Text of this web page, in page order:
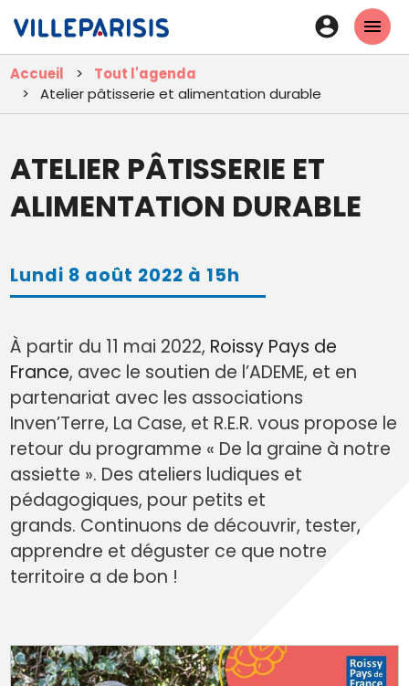
contenu
En-
tête
-
Accueil
Tout l'agenda
Atelier pâtisserie et alimentation durable
ATELIER PÂTISSERIE ET
ALIMENTATION DURABLE
Lundi 8 août 2022 à 15h
À partir du 11 mai 2022, Roissy Pays de
France, avec le soutien de l’ADEME, et en
partenariat avec les associations
Inven’Terre, La Case, et R.E.R. vous propose le
retour du programme « De la graine à notre
assiette ». Des ateliers ludiques et
pédagogiques, pour petits et
grands. Continuons de découvrir, tester,
apprendre et déguster ce que notre
territoire a de bon !